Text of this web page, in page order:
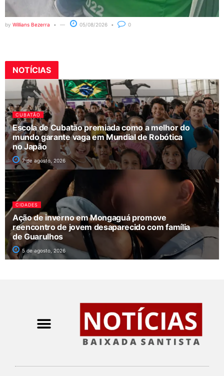
by Willians Bezerra 05/08/2026 0
NOTÍCIAS
CUBATÃO
Escola de Cubatão premiada como a melhor do
mundo garante vaga em Mundial de Robótica
no Japão
7 de agosto, 2026
CIDADES
Ação de inverno em Mongaguá promove
reencontro de jovem desaparecido com família
de Guarulhos
5 de agosto, 2026